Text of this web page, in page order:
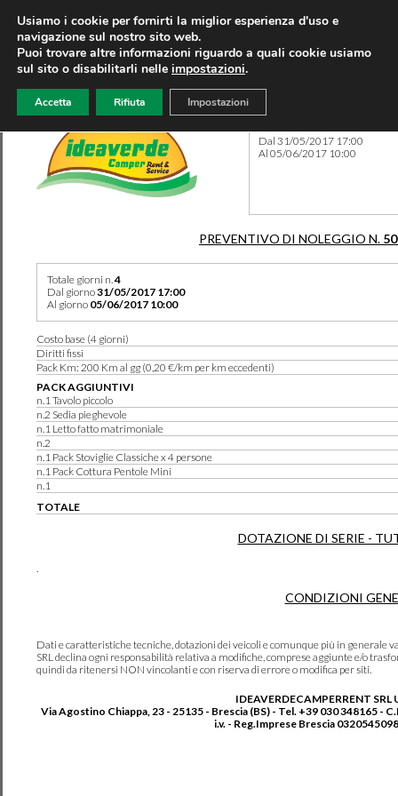
Dal 31/05/2017 17:00
Al 05/06/2017 10:00
PREVENTIVO DI NOLEGGIO N.
Totale giorni n.4
Dal giorno31/05/2017 17:00
Al giorno 05/06/2017 10:00
Costo base (4 giorni)
Diritti fissi
Pack Km: 200 Km al gg (0,20 €/km per km eccedenti)
PACK AGGIUNTIVI
n.1 Tavolo piccolo
n.2 Sedia pieghevole
n.1 Letto fatto matrimoniale
n.2
n.1 Pack Stoviglie Classiche x 4 persone
n.1 Pack Cottura Pentole Mini
n.1
TOTALE
DOTAZIONE DI SERIE -
CONDIZIONI
Dati e caratteristiche tecniche, dotazioni dei veicoli e comunque più in generale
SRL declina ogni responsabilità relativa a modifiche, comprese aggiunte e/o
quindi da ritenersi NON vincolanti e con riserva di errore o modifica per siti.
IDEAVERDECAMPERRENT SRL
Via Agostino Chiappa, 23 - 25135 - Brescia (BS) - Tel. +39 030 348165 -
i.v. - Reg.Imprese Brescia
Usiamo i cookie per fornirti la miglior esperienza d'uso e
navigazione sul nostro sito web.
Puoi trovare altre informazioni riguardo a quali cookie usiamo
sul sito o disabilitarli nelle impostazioni.
Accetta Rifiuta Impostazioni